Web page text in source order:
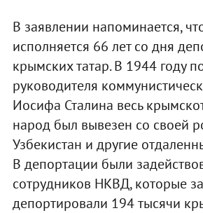
В заявлении напоминается,
исполняется 66 лет со дня
крымских татар. В 1944 году
руководителя
Иосифа Сталина весь
народ был вывезен со своей
Узбекистан и другие
В депортации были
сотрудников НКВД, которые
депортировали 194 тысячи